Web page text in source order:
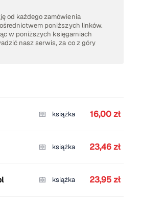
od każdego zamówienia
poniższych linków.
w poniższych księgarniach
nasz serwis, za co z góry
książka 16,00 zł
książka 23,46 zł
książka 23,95 zł